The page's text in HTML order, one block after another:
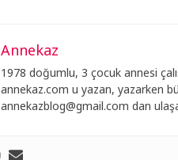
Annekaz
1978 doğumlu, 3 çocuk annesi
annekaz.com u yazan, yazarken
annekazblog@gmail.com dan